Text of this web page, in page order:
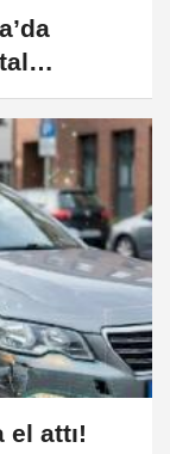
el attı!